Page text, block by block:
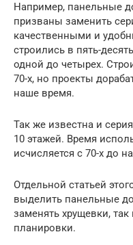
Например, панельные
призваны заменить
качественными и
строились в пять-
одной до четырех.
70-х, но проекты
наше время.
Так же известна и
10 этажей. Время
исчисляется с 70-х до
Отдельной статьей
выделить панельные
заменять хрущевки,
планировки.